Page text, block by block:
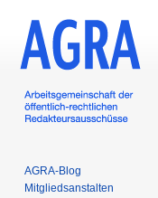
AGRA-Blog
Mitgliedsanstalten